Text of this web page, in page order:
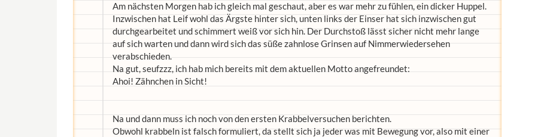
Am nächsten Morgen hab ich gleich mal geschaut, aber es war mehr zu fühlen, ein dicker Huppel.
Inzwischen hat Leif wohl das Ärgste hinter sich, unten links der Einser hat sich inzwischen gut
durchgearbeitet und schimmert weiß vor sich hin. Der Durchstoß lässt sicher nicht mehr lange
auf sich warten und dann wird sich das süße zahnlose Grinsen auf Nimmerwiedersehen
verabschieden.
Na gut, seufzzz, ich hab mich bereits mit dem aktuellen Motto angefreundet:
Ahoi! Zähnchen in Sicht!
Na und dann muss ich noch von den ersten Krabbelversuchen berichten.
Obwohl krabbeln ist falsch formuliert, da stellt sich ja jeder was mit Bewegung vor, also mit einer